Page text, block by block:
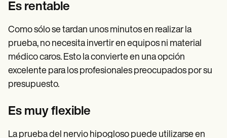
Es rentable
Como sólo se tardan unos minutos en realizar la
prueba, no necesita invertir en equipos ni material
médico caros. Esto la convierte en una opción
excelente para los profesionales preocupados por su
presupuesto.
Es muy flexible
La prueba del nervio hipogloso puede utilizarse en